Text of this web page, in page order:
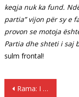
keqja nuk ka fund.
partia” vijon për sy e
provon se motoja
Partia dhe shteti i saj
sulm frontal!
Lëvizje
Rama: I madh e i vogël, të ngremë krye ndaj fenomenit të korrupsionit